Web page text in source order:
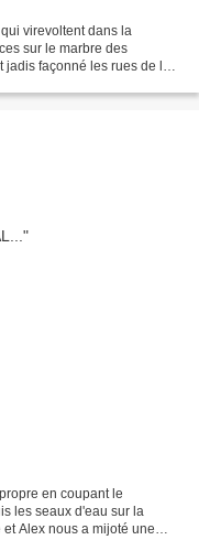
virevoltent dans la
sur le marbre des
façonné les rues de la
en coupant le
les seaux d'eau sur la
Alex nous a mijoté une